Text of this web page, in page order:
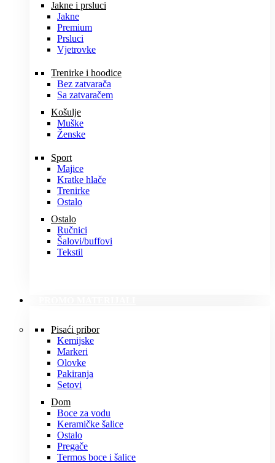
Jakne i prsluci
Jakne
Premium
Prsluci
Vjetrovke
Trenirke i hoodice
Bez zatvarača
Sa zatvaračem
Košulje
Muške
Ženske
Sport
Majice
Kratke hlače
Trenirke
Ostalo
Ostalo
Ručnici
Šalovi/buffovi
Tekstil
Pisaći pribor
Kemijske
Markeri
Olovke
Pakiranja
Setovi
Dom
Boce za vodu
Keramičke šalice
Ostalo
Pregače
Termos boce i šalice